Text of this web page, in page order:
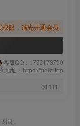
权限，请先开通会员
客服QQ：1795173790
地址：https://meizt.top
01111
谢。